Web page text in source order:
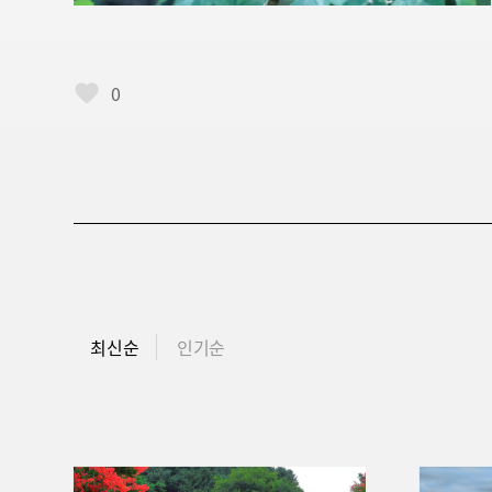
0
최신순 인기순